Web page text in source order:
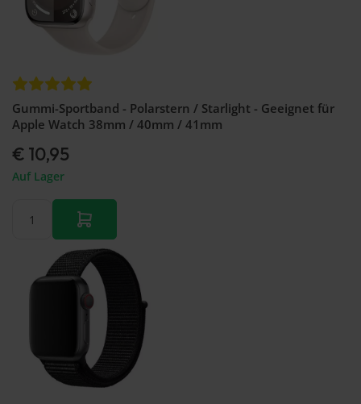
Gummi-Sportband - Polarstern / Starlight - Geeignet für
Apple Watch 38mm / 40mm / 41mm
€ 10,95
Auf Lager